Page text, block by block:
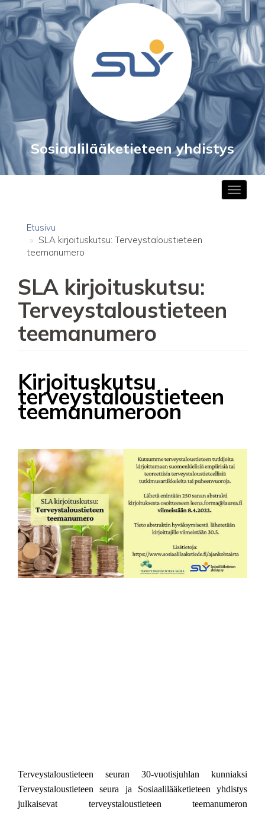
to
main
content
Sosiaalilääketieteen yhdistys
Toggle
Etusivu
SLA kirjoituskutsu: Terveystaloustieteen
teemanumero
SLA kirjoituskutsu:
Terveystaloustieteen
teemanumero
Kirjoituskutsu
terveystaloustieteen
teemanumeroon
Image
Terveystaloustieteen seuran 30-vuotisjuhlan kunniaksi
Terveystaloustieteen seura ja Sosiaalilääketieteen yhdistys
julkaisevat terveystaloustieteen teemanumeron